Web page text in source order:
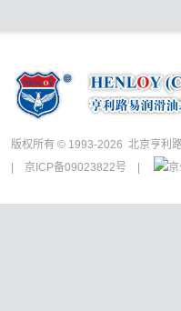
版权所有 © 1993-2026 北京亨利
京ICP备09023822号